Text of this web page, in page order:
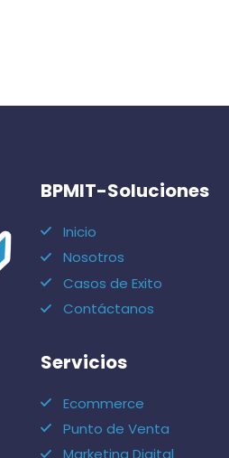
BPMIT-Soluciones
Inicio
Nosotros
Casos de Exito
Contáctanos
Servicios
Ecommerce
Punto de Venta